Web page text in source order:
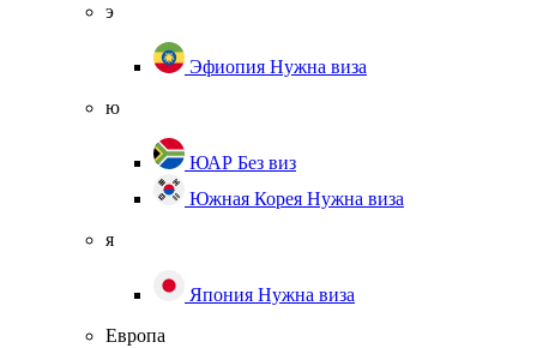
э
Эфиопия Нужна виза
ю
ЮАР Без виз
Южная Корея Нужна виза
я
Япония Нужна виза
Европа